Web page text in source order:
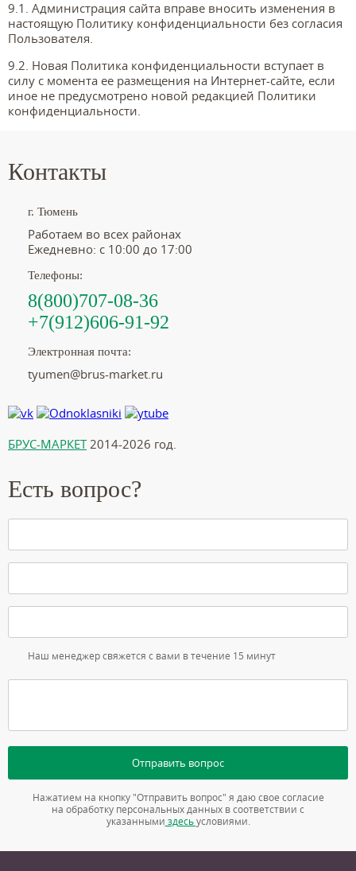
9.1. Администрация сайта вправе вносить изменения в
настоящую Политику конфиденциальности без согласия
Пользователя.
9.2. Новая Политика конфиденциальности вступает в
силу с момента ее размещения на Интернет-сайте, если
иное не предусмотрено новой редакцией Политики
конфиденциальности.
Контакты
г. Тюмень
Работаем во всех районах
Ежедневно: с 10:00 до 17:00
Телефоны:
8(800)707-08-36
+7(912)606-91-92
Электронная почта:
tyumen@brus-market.ru
БРУС-МАРКЕТ2014-2026 год.
Есть вопрос?
Наш менеджер свяжется с вами в течение 15 минут
Отправить вопрос
Нажатием на кнопку "Отправить вопрос" я даю свое согласие
на обработку персональных данных в соответствии с
указанными здесь условиями.